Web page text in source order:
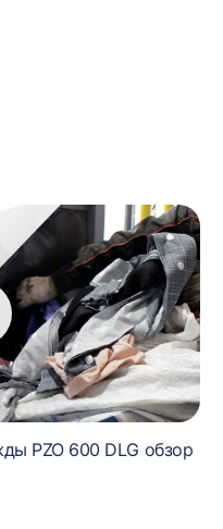
PZO 600 DLG обзор